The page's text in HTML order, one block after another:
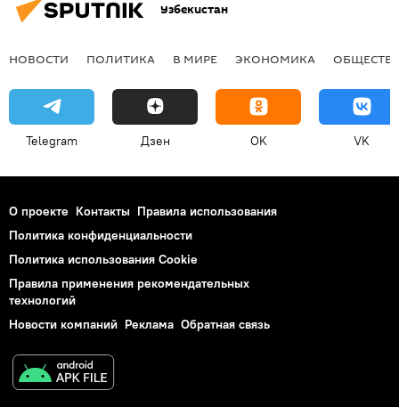
Узбекистан
НОВОСТИ ПОЛИТИКА В МИРЕ ЭКОНОМИКА
Telegram Дзен OK VK
О проекте Контакты Правила использования
Политика конфиденциальности
Политика использования Cookie
Правила применения рекомендательных
технологий
Новости компаний Реклама Обратная связь